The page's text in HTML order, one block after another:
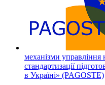
механізми управління
стандартизації
в Україні» (PAGOSTE)